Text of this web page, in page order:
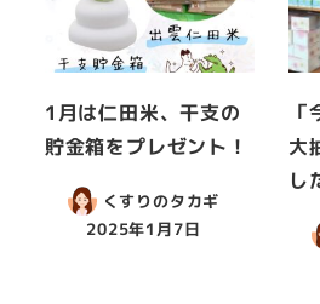
1月は仁田米、干支の
貯金箱をプレゼント！
くすりのタカギ
2025年1月7日
大
し